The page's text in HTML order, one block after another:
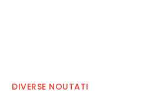
DIVERSE NOUTATI